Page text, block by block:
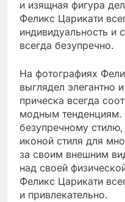
и изящная фигура
Феликс Царикати
индивидуальность и
всегда безупречно.
На фотографиях
выглядел элегантно
прическа всегда
модным тенденциям.
безупречному
иконой стиля для
за своим внешним
над своей
Феликс Царикати
и привлекательно.